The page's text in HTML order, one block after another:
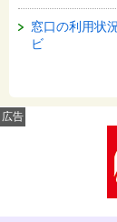
窓口の利用状
ビ
広告